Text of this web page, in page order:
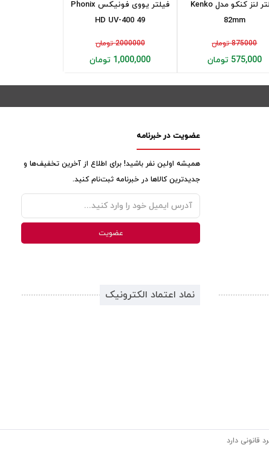
فیلتر یووی فونیکس Phonix
HD UV-400 49
2000000 تومان
1,000,000 تومان
فیلتر لنز کنکو مدل Kenko
82mm
875000 تومان
575,000 تومان
عضویت در خبرنامه
همیشه اولین نفر باشید! برای اطلاع از آخرین تخفیف‌ها و
جدیدترین کالاها در خبرنامه ثبت‌نام کنید.
نماد اعتماد الکترونیک
قانونی دارد